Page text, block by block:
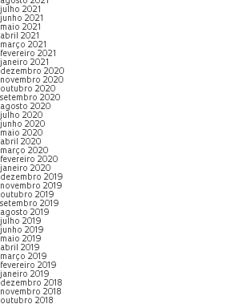
julho 2021
junho 2021
maio 2021
abril 2021
março 2021
fevereiro 2021
janeiro 2021
dezembro 2020
novembro 2020
outubro 2020
setembro 2020
agosto 2020
julho 2020
junho 2020
maio 2020
abril 2020
março 2020
fevereiro 2020
janeiro 2020
dezembro 2019
novembro 2019
outubro 2019
setembro 2019
agosto 2019
julho 2019
junho 2019
maio 2019
abril 2019
março 2019
fevereiro 2019
janeiro 2019
dezembro 2018
novembro 2018
outubro 2018